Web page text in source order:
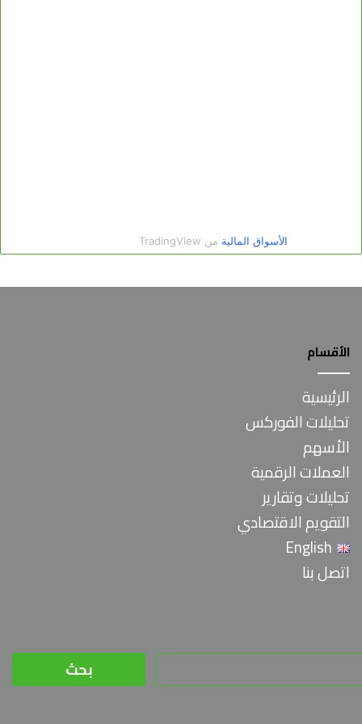
الأقسام
الرئيسية
تحليلات الفوركس
الأسهم
العملات الرقمية
تحليلات وتقارير
التقويم الاقتصادي
English
اتصل بنا
البحث
عن: